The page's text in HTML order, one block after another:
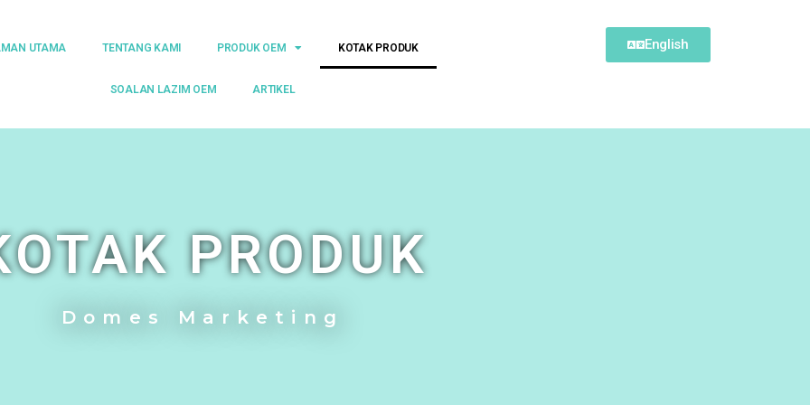
UTAMA TENTANG KAMI PRODUK OEM KOTAK PRODUK
SOALAN LAZIM OEM ARTIKEL
English
PRODUK
Domes Marketing